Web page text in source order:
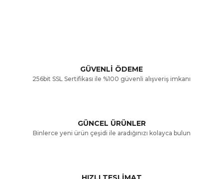
Ürün resmi kalitesiz, bozuk veya görüntülenemiyor.
Ürün bilgilerinde hatalar bulunuyor.
GÜVENLİ ÖDEME
256bit SSL Sertifikası ile %100 güvenli alışveriş imkanı
GÜNCEL ÜRÜNLER
Binlerce yeni ürün çeşidi ile aradığınızı kolayca bulun